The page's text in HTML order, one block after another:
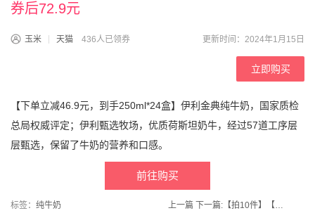
券后72.9元
玉米 天猫 436人已领券 更新时间：2024年1月15日
立即购买
【下单立减46.9元，到手250ml*24盒】伊利金典纯牛奶，国家质检
总局权威评定；伊利甄选牧场，优质荷斯坦奶牛，经过57道工序层
层甄选，保留了牛奶的营养和口感。
前往购买
标签： 纯牛奶 上一篇 下一篇: 【拍10件】【承年堂旗舰店】承年堂六珍黑芝麻丸球